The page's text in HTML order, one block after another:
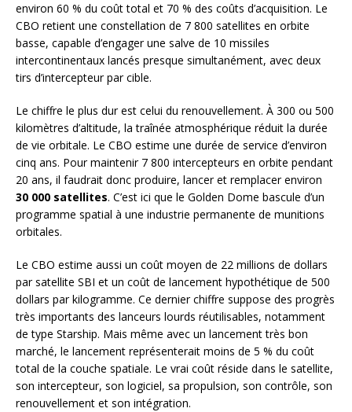
environ 60 % du coût total et 70 % des coûts d’acquisition. Le
CBO retient une constellation de 7 800 satellites en orbite
basse, capable d’engager une salve de 10 missiles
intercontinentaux lancés presque simultanément, avec deux
tirs d’intercepteur par cible.
Le chiffre le plus dur est celui du renouvellement. À 300 ou 500
kilomètres d’altitude, la traînée atmosphérique réduit la durée
de vie orbitale. Le CBO estime une durée de service d’environ
cinq ans. Pour maintenir 7 800 intercepteurs en orbite pendant
20 ans, il faudrait donc produire, lancer et remplacer environ
30 000 satellites. C’est ici que le Golden Dome bascule d’un
programme spatial à une industrie permanente de munitions
orbitales.
Le CBO estime aussi un coût moyen de 22 millions de dollars
par satellite SBI et un coût de lancement hypothétique de 500
dollars par kilogramme. Ce dernier chiffre suppose des progrès
très importants des lanceurs lourds réutilisables, notamment
de type Starship. Mais même avec un lancement très bon
marché, le lancement représenterait moins de 5 % du coût
total de la couche spatiale. Le vrai coût réside dans le satellite,
son intercepteur, son logiciel, sa propulsion, son contrôle, son
renouvellement et son intégration.